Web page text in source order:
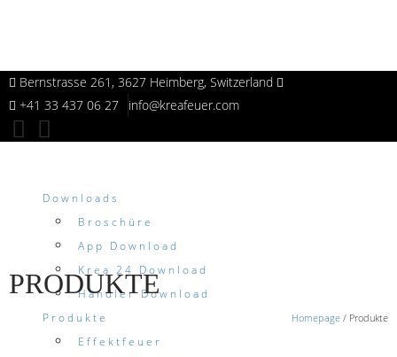
Bernstrasse 261, 3627 Heimberg, Switzerland
info@kreafeuer.com
+41 33 437 06 27
Downloads
Broschüre
App Download
Krea 24 Download
Händler Download
Produkte
Effektfeuer
PRODUKTE
Homepage / Produkte